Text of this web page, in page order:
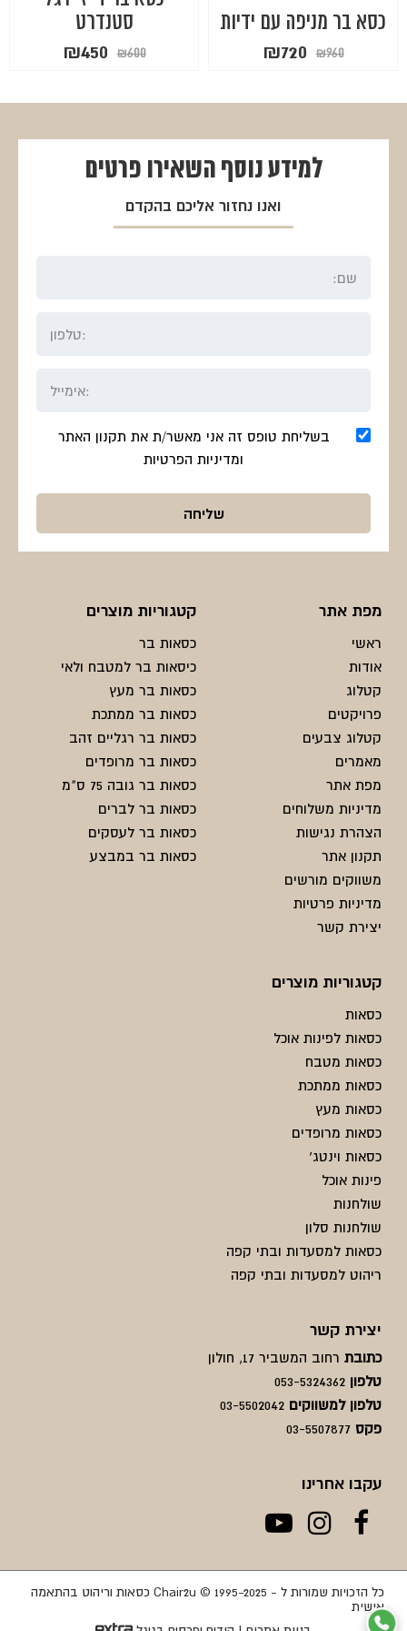
כסא בר מניפה עם ידיות
₪960
המחיר
₪720
סטנדרט
₪600
המחיר
₪450
מפת אתר
ראשי
אודות
קטלוג
פרויקטים
קטלוג צבעים
מאמרים
מפת אתר
מדיניות משלוחים
הצהרת נגישות
תקנון אתר
משווקים מורשים
מדיניות פרטיות
יצירת קשר
קטגוריות מוצרים
כסאות בר
כיסאות בר למטבח ולאי
כסאות בר מעץ
כסאות בר ממתכת
כסאות בר רגליים זהב
כסאות בר מרופדים
כסאות בר גובה 75 ס"מ
כסאות בר לברים
כסאות בר לעסקים
כסאות בר במבצע
קטגוריות מוצרים
כסאות
כסאות לפינות אוכל
כסאות מטבח
כסאות ממתכת
כסאות מעץ
כסאות מרופדים
כסאות וינטג'
פינות אוכל
שולחנות
שולחנות סלון
כסאות למסעדות ובתי קפה
ריהוט למסעדות ובתי קפה
יצירת קשר
כתובת רחוב המשביר 17, חולון
טלפון 053-5324362
טלפון למשווקים 03-5502042
פקס 03-5507877
עקבו אחרינו
למידע נוסף השאירו פרטים
ואנו נחזור אליכם בהקדם
בשליחת טופס זה אני מאשר/ת את תקנון האתר
ומדיניות הפרטיות
כל הזכויות שמורות ל - Chair2u © 1995-2025 כסאות וריהוט בהתאמה
אישית